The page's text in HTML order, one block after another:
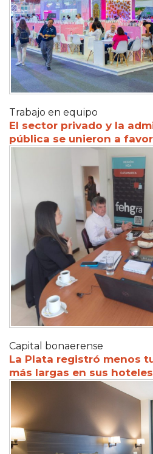
Trabajo en equipo
El sector privado y la
pública se unieron a
Capital bonaerense
La Plata registró menos
más largas en sus hoteles